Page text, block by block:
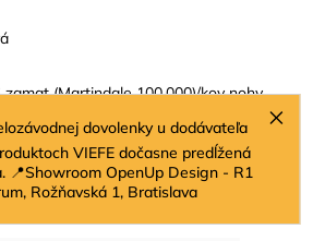
dovolenky u dodávateľa
VIEFE dočasne predĺžená
📍Showroom OpenUp Design - R1
Rožňavská 1, Bratislava
zamat(Martindale 100,000)/kov nohy
x H 55 cm